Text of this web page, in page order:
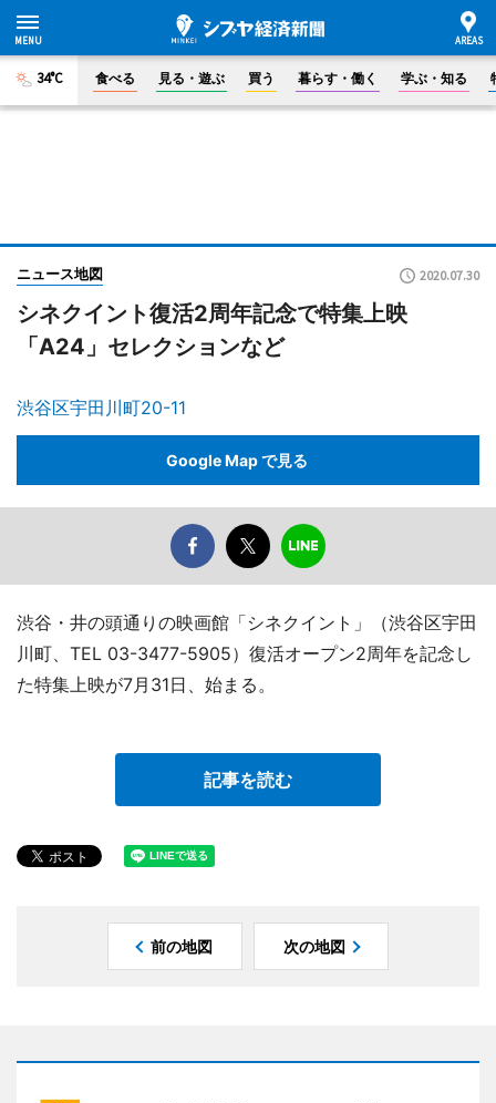
34°C 食べる 見る・遊ぶ 買う 暮らす・働く 学ぶ・知る
ニュース地図 2020.07.30
シネクイント復活2周年記念で特集上映
「A24」セレクションなど
渋谷区宇田川町20-11
Google Map で見る
渋谷・井の頭通りの映画館「シネクイント」（渋谷区宇田
川町、TEL 03-3477-5905）復活オープン2周年を記念し
た特集上映が7月31日、始まる。
記事を読む
前の地図 次の地図